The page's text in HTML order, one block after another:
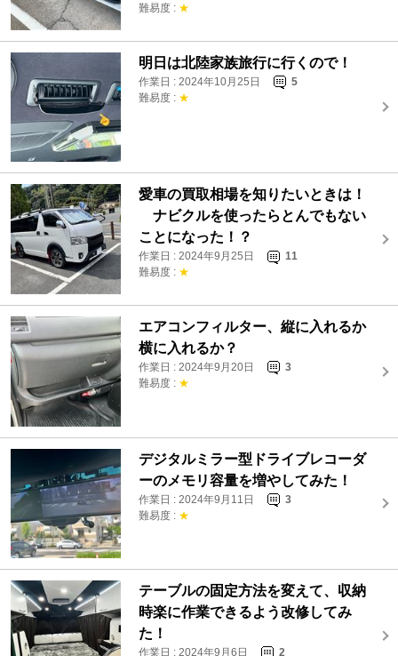
難易度 : ★
明日は北陸家族旅行に行くので！
作業日 : 2024年10月25日
5
難易度 : ★
愛車の買取相場を知りたいときは！
ナビクルを使ったらとんでもない
ことになった！？
作業日 : 2024年9月25日
11
難易度 : ★
エアコンフィルター、縦に入れるか
横に入れるか？
作業日 : 2024年9月20日
3
難易度 : ★
デジタルミラー型ドライブレコーダ
ーのメモリ容量を増やしてみた！
作業日 : 2024年9月11日
3
難易度 : ★
テーブルの固定方法を変えて、収納
時楽に作業できるよう改修してみ
た！
作業日 : 2024年9月6日
2